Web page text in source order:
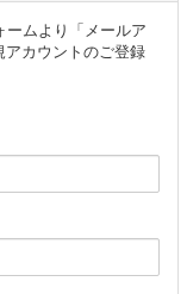
ームより「メールア
アカウントのご登録